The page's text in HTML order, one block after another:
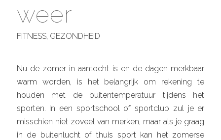
weer
FITNESS, GEZONDHEID
Nu de zomer in aantocht is en de dagen merkbaar
warm worden, is het belangrijk om rekening te
houden met de buitentemperatuur tijdens het
sporten. In een sportschool of sportclub zul je er
misschien niet zoveel van merken, maar als je graag
in de buitenlucht of thuis sport kan het zomerse